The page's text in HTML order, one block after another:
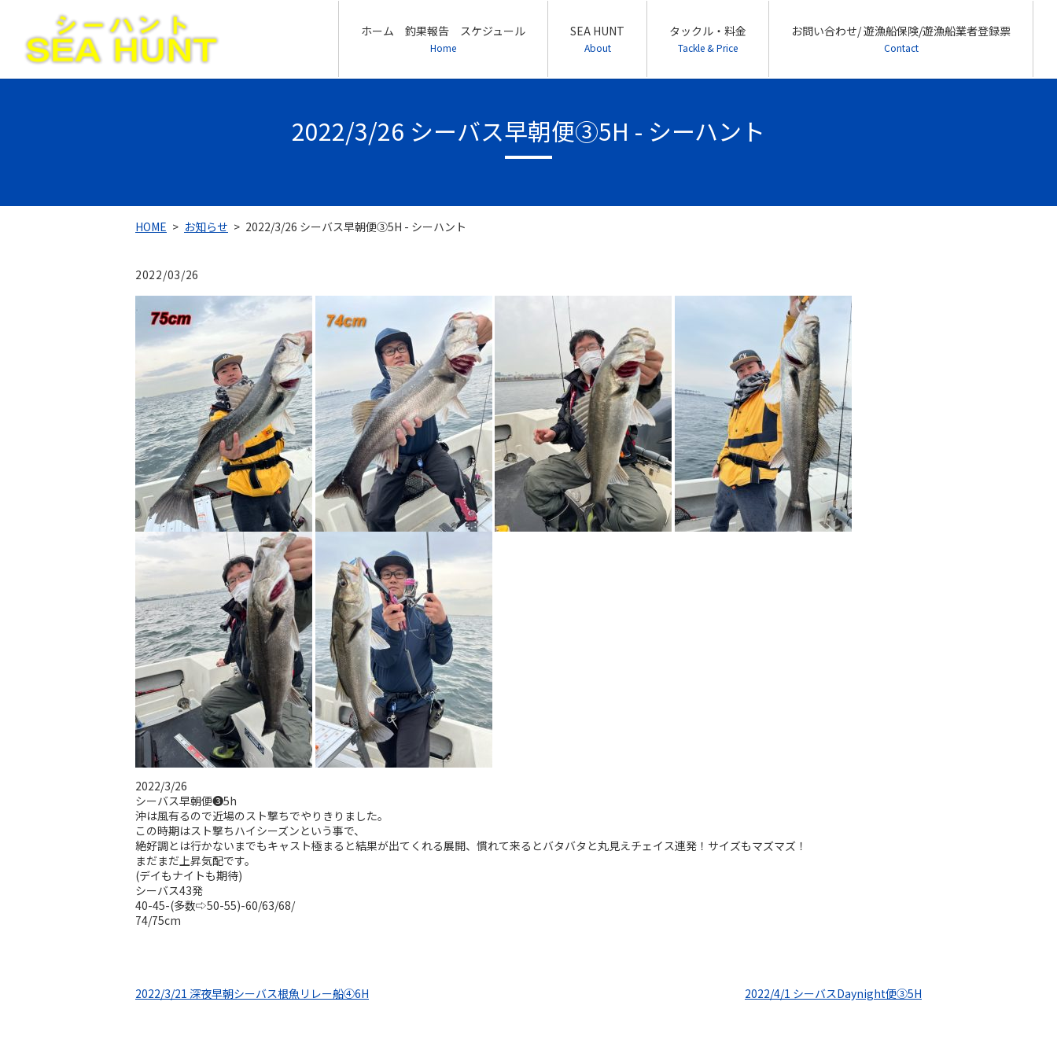
ホーム 釣果報告 スケジュール
Home
SEA HUNT
About
タックル・料金
Tackle & Price
お問い合わせ/ 遊漁船保険/遊漁船業者登録票
Contact
2022/3/26 シーバス早朝便③5H - シーハント
HOME お知らせ 2022/3/26 シーバス早朝便③5H - シーハント
2022/03/26
2022/3/26
シーバス早朝便❸5h
沖は風有るので近場のスト撃ちでやりきりました。
この時期はスト撃ちハイシーズンという事で、
絶好調とは行かないまでもキャスト極まると結果が出てくれる展開、慣れて来るとバタバタと丸見えチェイス連発！サイズもマズマズ！
まだまだ上昇気配です。
(デイもナイトも期待)
シーバス43発
40-45-(多数⇨50-55)-60/63/68/
74/75cm
2022/3/21 深夜早朝シーバス根魚リレー船④6H 2022/4/1 シーバスDaynight便③5H